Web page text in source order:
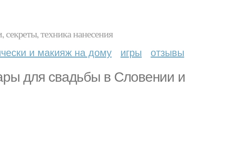
техника нанесения
и макияж на дому игры отзывы
для свадьбы в Словении и